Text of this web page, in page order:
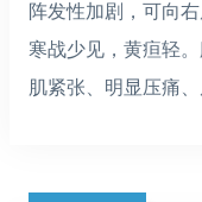
阵发性加剧，可向
寒战少见，黄疸轻
肌紧张、明显压痛、